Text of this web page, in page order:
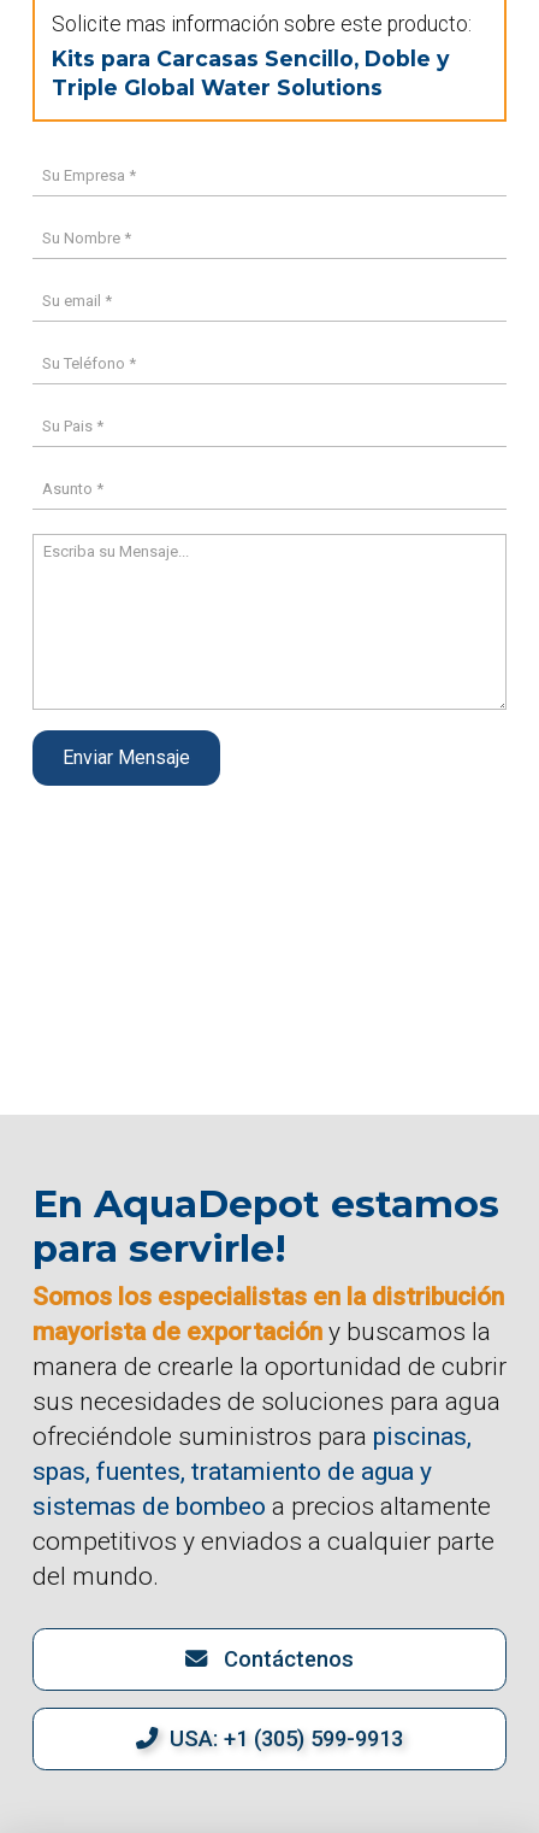
Solicite mas información sobre este producto:
Kits para Carcasas Sencillo, Doble y
Triple Global Water Solutions
En AquaDepot estamos
para servirle!
Somos los especialistas en la distribución
mayorista de exportacióny buscamos la
manera de crearle la oportunidad de cubrir
sus necesidades de soluciones para agua
ofreciéndole suministros para piscinas,
spas, fuentes, tratamiento de agua y
sistemas de bombeo a precios altamente
competitivos y enviados a cualquier parte
del mundo.
Contáctenos
USA: +1 (305) 599-9913